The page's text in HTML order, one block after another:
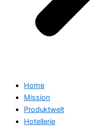
Home
Mission
Produktwelt
Hotellerie